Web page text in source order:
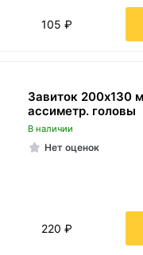
105 ₽
Завиток 200х130
ассиметр. головы
В наличии
Нет оценок
220 ₽